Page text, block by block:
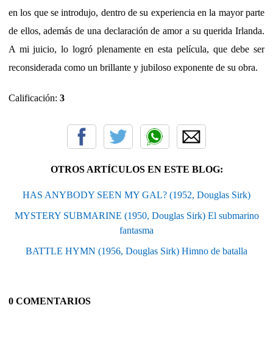
en los que se introdujo, dentro de su experiencia en la mayor parte
de ellos, además de una declaración de amor a su querida Irlanda.
A mi juicio, lo logró plenamente en esta película, que debe ser
reconsiderada como un brillante y jubiloso exponente de su obra.
Calificación: 3
OTROS ARTÍCULOS EN ESTE BLOG:
HAS ANYBODY SEEN MY GAL? (1952, Douglas Sirk)
MYSTERY SUBMARINE (1950, Douglas Sirk) El submarino
fantasma
BATTLE HYMN (1956, Douglas Sirk) Himno de batalla
0 COMENTARIOS